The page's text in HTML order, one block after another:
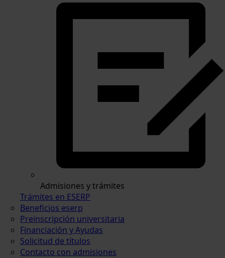
Admisiones y trámites
Trámites en ESERP
Beneficios eserp
Preinscripción universitaria
Financiación y Ayudas
Solicitud de títulos
Contacto con admisiones